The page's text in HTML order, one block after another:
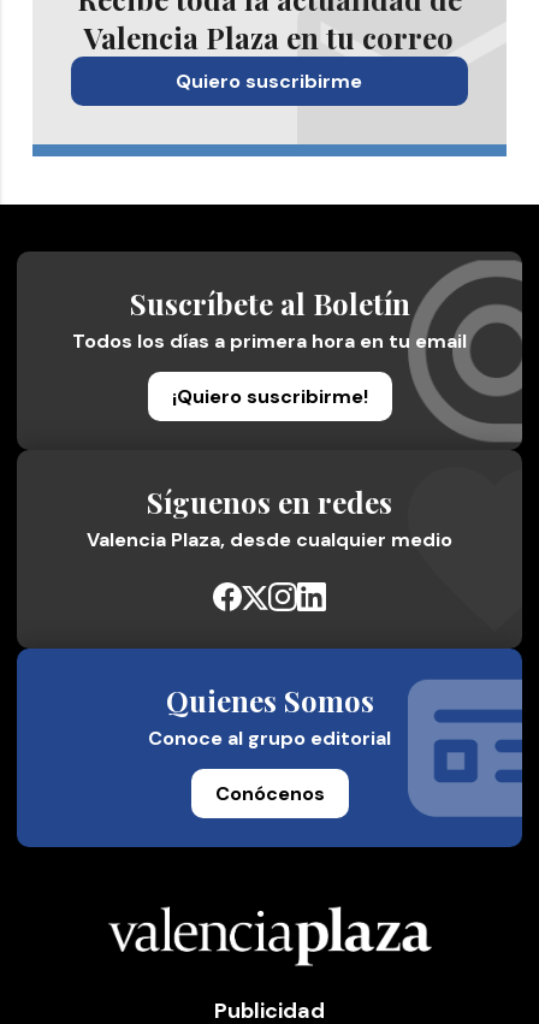
Valencia Plaza en tu correo
Quiero suscribirme
Suscríbete al Boletín
Todos los días a primera hora en tu email
¡Quiero suscribirme!
Síguenos en redes
Valencia Plaza, desde cualquier medio
Quienes Somos
Conoce al grupo editorial
Conócenos
Publicidad